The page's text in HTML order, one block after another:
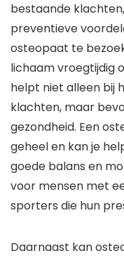
bestaande
preventieve
osteopaat te
lichaam vroegtijdig
helpt niet alleen bij
klachten, maar
gezondheid. Een
geheel en kan je
goede balans en
voor mensen met
sporters die hun
Daarnaast kan